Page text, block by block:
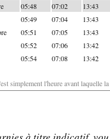
05:48 07:02 13:43
05:49 07:04 13:43
05:51 07:05 13:43
05:52 07:06 13:42
05:54 07:08 13:42
simplement l'heure avant laquelle